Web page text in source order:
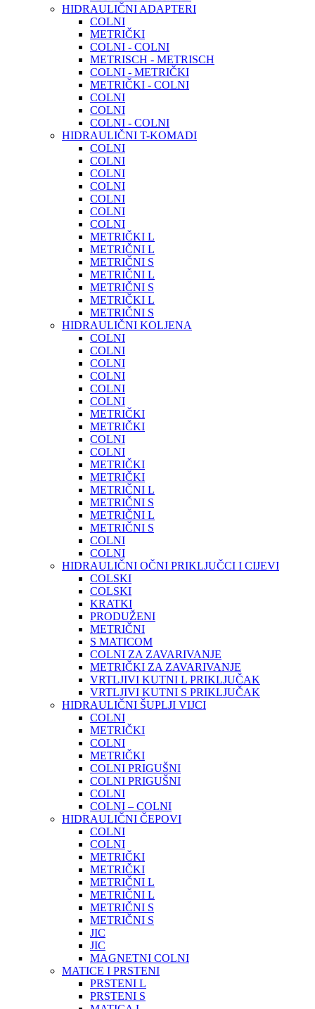
HIDRAULIČNI ADAPTERI
COLNI
METRIČKI
COLNI - COLNI
METRISCH - METRISCH
COLNI - METRIČKI
METRIČKI - COLNI
COLNI
COLNI
COLNI - COLNI
HIDRAULIČNI T-KOMADI
COLNI
COLNI
COLNI
COLNI
COLNI
COLNI
COLNI
METRIČKI L
METRIČNI L
METRIČNI S
METRIČNI L
METRIČNI S
METRIČKI L
METRIČNI S
HIDRAULIČNI KOLJENA
COLNI
COLNI
COLNI
COLNI
COLNI
COLNI
METRIČKI
METRIČKI
COLNI
COLNI
METRIČKI
METRIČKI
METRIČNI L
METRIČNI S
METRIČNI L
METRIČNI S
COLNI
COLNI
HIDRAULIČNI OČNI PRIKLJUČCI I CIJEVI
COLSKI
COLSKI
KRATKI
PRODUŽENI
METRIČNI
S MATICOM
COLNI ZA ZAVARIVANJE
METRIČKI ZA ZAVARIVANJE
VRTLJIVI KUTNI L PRIKLJUČAK
VRTLJIVI KUTNI S PRIKLJUČAK
HIDRAULIČNI ŠUPLJI VIJCI
COLNI
METRIČKI
COLNI
METRIČKI
COLNI PRIGUŠNI
COLNI PRIGUŠNI
COLNI
COLNI – COLNI
HIDRAULIČNI ČEPOVI
COLNI
COLNI
METRIČKI
METRIČKI
METRIČNI L
METRIČNI L
METRIČNI S
METRIČNI S
JIC
JIC
MAGNETNI COLNI
MATICE I PRSTENI
PRSTENI L
PRSTENI S